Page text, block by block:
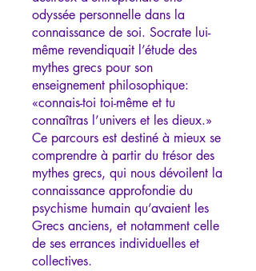
odyssée personnelle dans la
connaissance de soi. Socrate lui-
même revendiquait l’étude des
mythes grecs pour son
enseignement philosophique:
«connais-toi toi-même et tu
connaîtras l’univers et les dieux.»
Ce parcours est destiné à mieux se
comprendre à partir du trésor des
mythes grecs, qui nous dévoilent la
connaissance approfondie du
psychisme humain qu’avaient les
Grecs anciens, et notamment celle
de ses errances individuelles et
collectives.